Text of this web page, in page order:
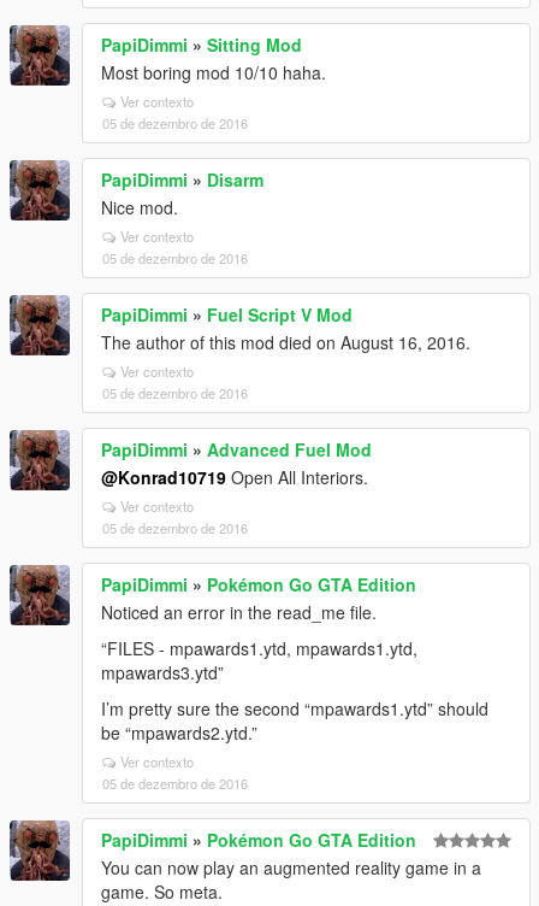
PapiDimmi » Sitting Mod
Most boring mod 10/10 haha.
Ver contexto
05 de dezembro de 2016
PapiDimmi » Disarm
Nice mod.
Ver contexto
05 de dezembro de 2016
PapiDimmi » Fuel Script V Mod
The author of this mod died on August 16, 2016.
Ver contexto
05 de dezembro de 2016
PapiDimmi » Advanced Fuel Mod
@Konrad10719 Open All Interiors.
Ver contexto
05 de dezembro de 2016
PapiDimmi » Pokémon Go GTA Edition
Noticed an error in the read_me file.
“FILES - mpawards1.ytd, mpawards1.ytd,
mpawards3.ytd”
I’m pretty sure the second “mpawards1.ytd” should
be “mpawards2.ytd.”
Ver contexto
05 de dezembro de 2016
PapiDimmi » Pokémon Go GTA Edition
You can now play an augmented reality game in a
game. So meta.